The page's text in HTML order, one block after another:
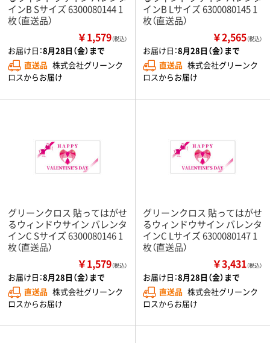
インB Sサイズ 6300080144 1
枚（直送品）
￥1,579（税込）
お届け日：8月28日（金）まで
直送品 株式会社グリーンク
ロスからお届け
インB Lサイズ 6300080145 1
枚（直送品）
￥2,565（税込）
お届け日：8月28日（金）まで
直送品 株式会社グリーンク
ロスからお届け
グリーンクロス 貼ってはがせ
るウィンドウサイン バレンタ
インC Sサイズ 6300080146 1
枚（直送品）
￥1,579（税込）
お届け日：8月28日（金）まで
直送品 株式会社グリーンク
ロスからお届け
グリーンクロス 貼ってはがせ
るウィンドウサイン バレンタ
インC Lサイズ 6300080147 1
枚（直送品）
￥3,431（税込）
お届け日：8月28日（金）まで
直送品 株式会社グリーンク
ロスからお届け